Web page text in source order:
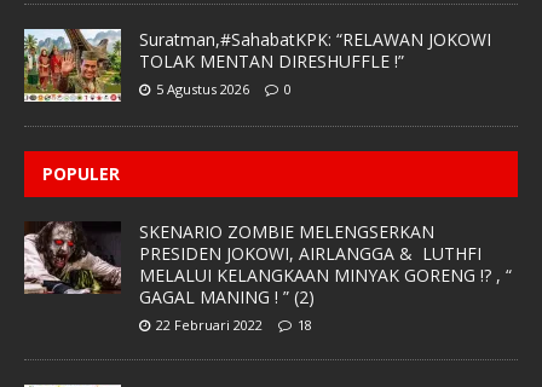
Suratman,#SahabatKPK: “RELAWAN JOKOWI
TOLAK MENTAN DIRESHUFFLE !”
5 Agustus 2026 0
POPULER
SKENARIO ZOMBIE MELENGSERKAN
PRESIDEN JOKOWI, AIRLANGGA & LUTHFI
MELALUI KELANGKAAN MINYAK GORENG !? , “
GAGAL MANING ! ” (2)
22 Februari 2022 18